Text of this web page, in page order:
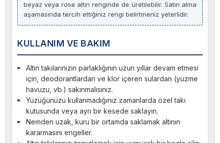
beyaz veya rose altın renginde de üretilebilir. Satın alma
aşamasında tercih ettiğiniz rengi belirtmeniz yeterlidir.
KULLANIM VE BAKIM
Altın takılarınızın parlaklığının uzun yıllar devam etmesi
için, deodorantlardan ve klor içeren sulardan (yüzme
havuzu, vb.) sakınmalısınız.
Yüzüğünüzü kullanmadığınız zamanlarda özel takı
kutusunda veya ayrı bir kesede saklayın.
Nemden uzak, kuru bir ortamda saklamak altının
kararmasını engeller.